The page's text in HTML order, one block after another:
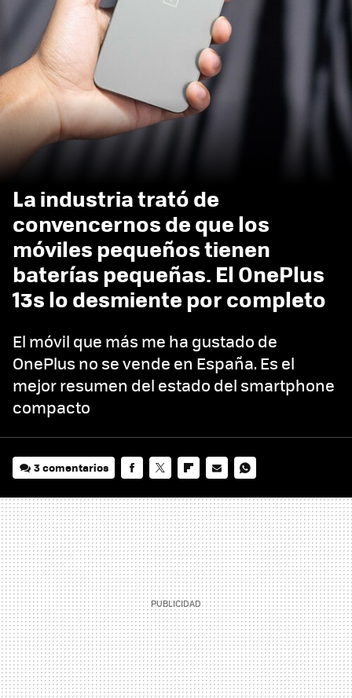
La industria trató de
convencernos de que los
móviles pequeños tienen
baterías pequeñas. El OnePlus
13s lo desmiente por completo
El móvil que más me ha gustado de
OnePlus no se vende en España. Es el
mejor resumen del estado del smartphone
compacto
3 comentarios
MAIL